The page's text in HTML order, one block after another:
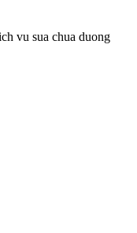
vu sua chua duong